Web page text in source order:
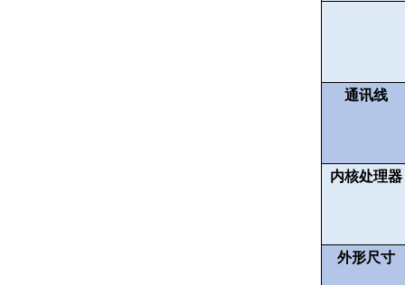
通讯线
内核处理器
外形尺寸